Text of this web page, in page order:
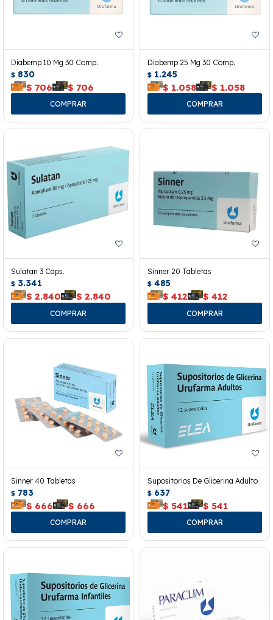
Diabemp 10 Mg 30 Comp.
$ 830
$ 706 $ 706
Diabemp 25 Mg 30 Comp.
$ 1.245
$ 1.058 $ 1.058
Sulatan 3 Caps.
$ 3.341
$ 2.840 $ 2.840
Sinner 20 Tabletas
$ 485
$ 412 $ 412
Sinner 40 Tabletas
$ 783
$ 666 $ 666
Supositorios De Glicerina Adulto
$ 637
$ 541 $ 541